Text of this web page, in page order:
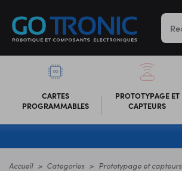
CARTES
PROGRAMMABLES
PROTOTYPAGE ET
CAPTEURS
Accueil Categories Prototypage et capteurs